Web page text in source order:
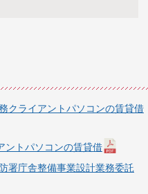
クライアントパソコンの賃貸借
ントパソコンの賃貸借
署庁舎整備事業設計業務委託